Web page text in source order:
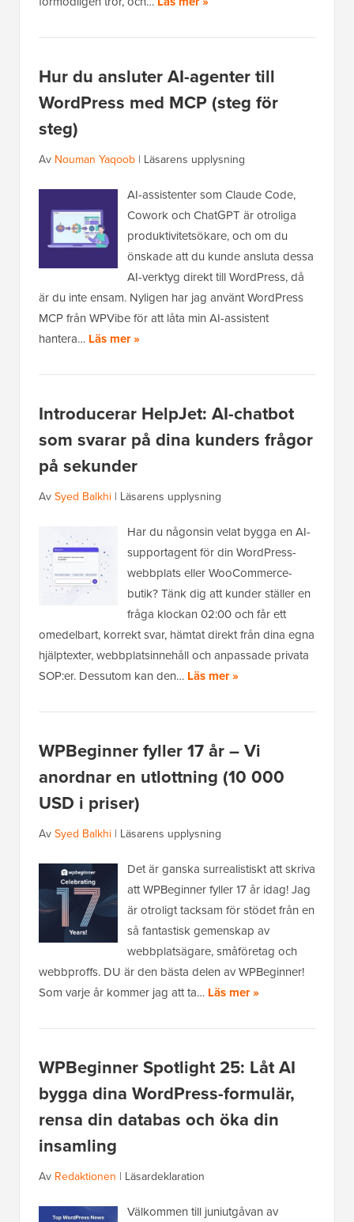
Hur du ansluter AI-agenter till
WordPress med MCP (steg för
steg)
Av Nouman Yaqoob | Läsarens upplysning
AI-assistenter som Claude Code,
Cowork och ChatGPT är otroliga
produktivitetsökare, och om du
önskade att du kunde ansluta dessa
AI-verktyg direkt till WordPress, då
är du inte ensam. Nyligen har jag använt WordPress
MCP från WPVibe för att låta min AI-assistent
hantera… Läs mer »
Introducerar HelpJet: AI-chatbot
som svarar på dina kunders frågor
på sekunder
AvSyed Balkhi | Läsarens upplysning
Har du någonsin velat bygga en AI-
supportagent för din WordPress-
webbplats eller WooCommerce-
butik? Tänk dig att kunder ställer en
fråga klockan 02:00 och får ett
omedelbart, korrekt svar, hämtat direkt från dina egna
hjälptexter, webbplatsinnehåll och anpassade privata
SOP:er. Dessutom kan den… Läs mer »
WPBeginner fyller 17 år – Vi
anordnar en utlottning (10 000
USD i priser)
AvSyed Balkhi | Läsarens upplysning
Det är ganska surrealistiskt att skriva
att WPBeginner fyller 17 år idag! Jag
är otroligt tacksam för stödet från en
så fantastisk gemenskap av
webbplatsägare, småföretag och
webbproffs. DU är den bästa delen av WPBeginner!
Som varje år kommer jag att ta… Läs mer »
WPBeginner Spotlight 25: Låt AI
bygga dina WordPress-formulär,
rensa din databas och öka din
insamling
Av Redaktionen | Läsardeklaration
Välkommen till juniutgåvan av